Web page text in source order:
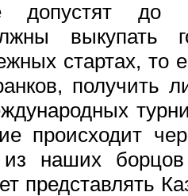
до
выкупать
стартах, то
получить
происходит
наших борцов
представлять